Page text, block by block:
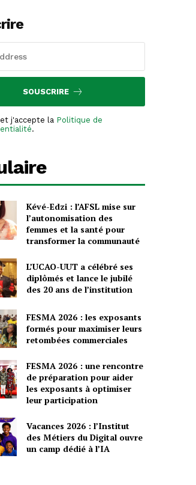
SOUSCRIRE
j'accepte la Politique de
.
Kévé-Edzi : l’AFSL mise sur
l’autonomisation des
femmes et la santé pour
transformer la communauté
L’UCAO-UUT a célébré ses
diplômés et lance le jubilé
des 20 ans de l’institution
FESMA 2026 : les exposants
formés pour maximiser leurs
retombées commerciales
FESMA 2026 : une rencontre
de préparation pour aider
les exposants à optimiser
leur participation
Vacances 2026 : l’Institut
des Métiers du Digital ouvre
un camp dédié à l’IA